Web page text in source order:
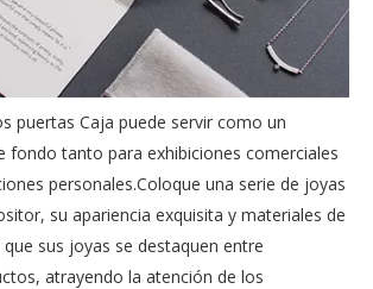
puertas Caja puede servir como un
fondo tanto para exhibiciones comerciales
personales.Coloque una serie de joyas
su apariencia exquisita y materiales de
sus joyas se destaquen entre
atrayendo la atención de los